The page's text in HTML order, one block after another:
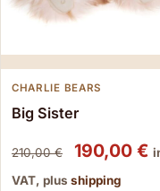
CHARLIE BEARS
Big Sister
210,00€ Original
190,00 €
VAT, plus shipping